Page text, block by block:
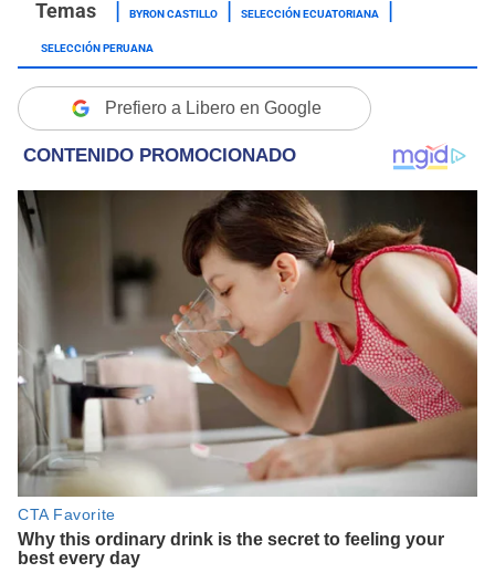
BYRON CASTILLO
SELECCIÓN ECUATORIANA
SELECCIÓN PERUANA
Prefiero a Libero en Google